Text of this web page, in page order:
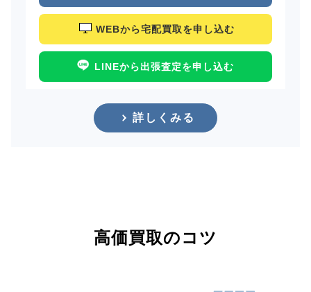
WEBから宅配買取を申し込む
LINEから出張査定を申し込む
詳しくみる
高価買取のコツ